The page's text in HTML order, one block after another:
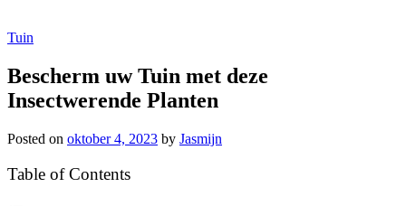
Tuin
Bescherm uw Tuin met deze
Insectwerende Planten
Posted on oktober 4, 2023 by Jasmijn
Table of Contents